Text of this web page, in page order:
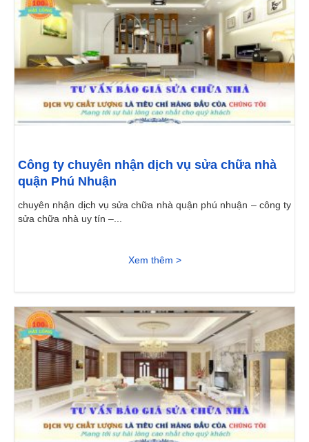
Công ty chuyên nhận dịch vụ sửa chữa nhà
quận Phú Nhuận
chuyên nhận dịch vụ sửa chữa nhà quận phú nhuận – công ty
sửa chữa nhà uy tín –...
Xem thêm >